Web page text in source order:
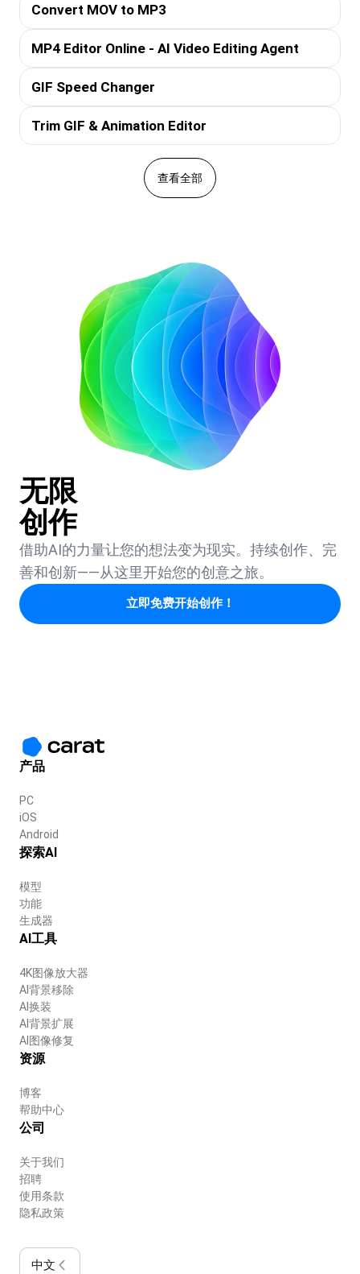
Convert MOV to MP3
MP4 Editor Online - AI Video Editing Agent
GIF Speed Changer
Trim GIF & Animation Editor
查看全部
无限
创作
借助AI的力量让您的想法变为现实。持续创作、完
善和创新——从这里开始您的创意之旅。
立即免费开始创作！
产品
PC
iOS
Android
探索AI
模型
功能
生成器
AI工具
4K图像放大器
AI背景移除
AI换装
AI背景扩展
AI图像修复
资源
博客
帮助中心
公司
关于我们
招聘
使用条款
隐私政策
中文